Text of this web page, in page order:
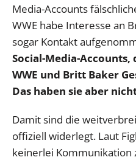
Media-Accounts
WWE habe Interesse an
sogar Kontakt
Social-Media-Accounts,
WWE und Britt Baker
Das haben sie aber
Damit sind die
offiziell widerlegt. Laut
keinerlei Kommunikation